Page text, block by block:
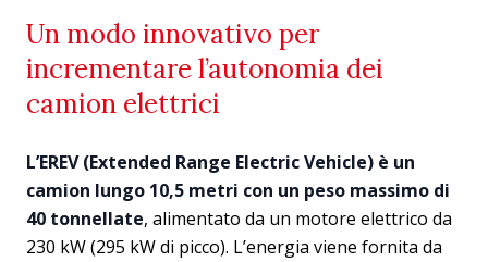
Un modo innovativo per
incrementare l’autonomia dei
camion elettrici
L’EREV (Extended Range Electric Vehicle) è un
camion lungo 10,5 metri con un peso massimo di
40 tonnellate, alimentato da un motore elettrico da
230 kW (295 kW di picco). L’energia viene fornita da